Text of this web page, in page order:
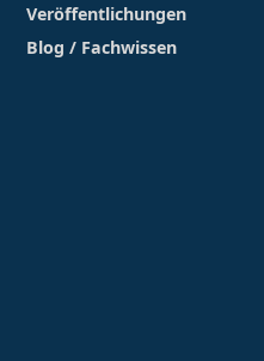
Veröffentlichungen
Blog / Fachwissen